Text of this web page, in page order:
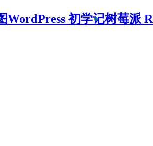
WordPress 初学记树莓派